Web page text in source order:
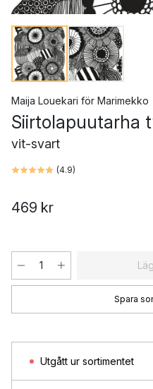
Maija Louekari för Marimekko
Siirtolapuutarha
vit-svart
(4.9)
469 kr
Spara
Utgått ur sortimentet